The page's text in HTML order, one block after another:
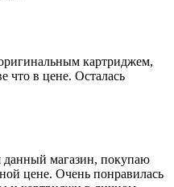
картриджем,
что в цене. Осталась
данный магазин, покупаю
цене. Очень понравилась